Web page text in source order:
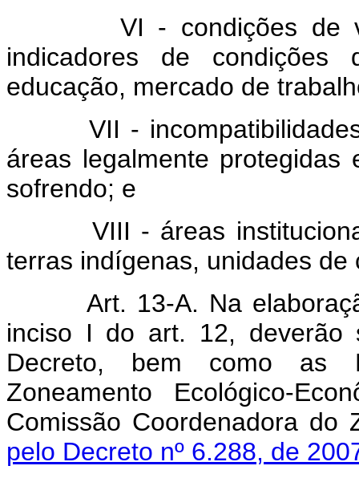
VI - condições de vida
indicadores de
educação, mercado de
VII - incompatibilidades
áreas legalmente
sofrendo; e
VIII - áreas
terras indígenas, unidades
Art. 13-A. Na
inciso I do art. 12, deverão
Decreto, bem como as
Zoneamento Ecológico-
Comissão Coordenadora do
pelo Decreto nº 6.288, de